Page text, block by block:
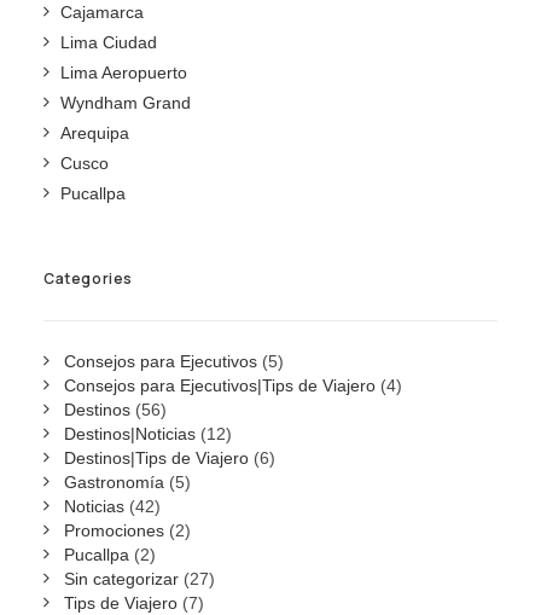
Cajamarca
Lima Ciudad
Lima Aeropuerto
Wyndham Grand
Arequipa
Cusco
Pucallpa
Categories
Consejos para Ejecutivos (5)
Consejos para Ejecutivos|Tips de Viajero (4)
Destinos (56)
Destinos|Noticias (12)
Destinos|Tips de Viajero (6)
Gastronomía (5)
Noticias (42)
Promociones (2)
Pucallpa (2)
Sin categorizar (27)
Tips de Viajero (7)